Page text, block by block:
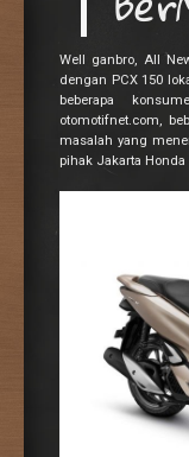
Well ganbro, All
dengan PCX 150
beberapa
otomotifnet.com,
masalah yang
pihak Jakarta